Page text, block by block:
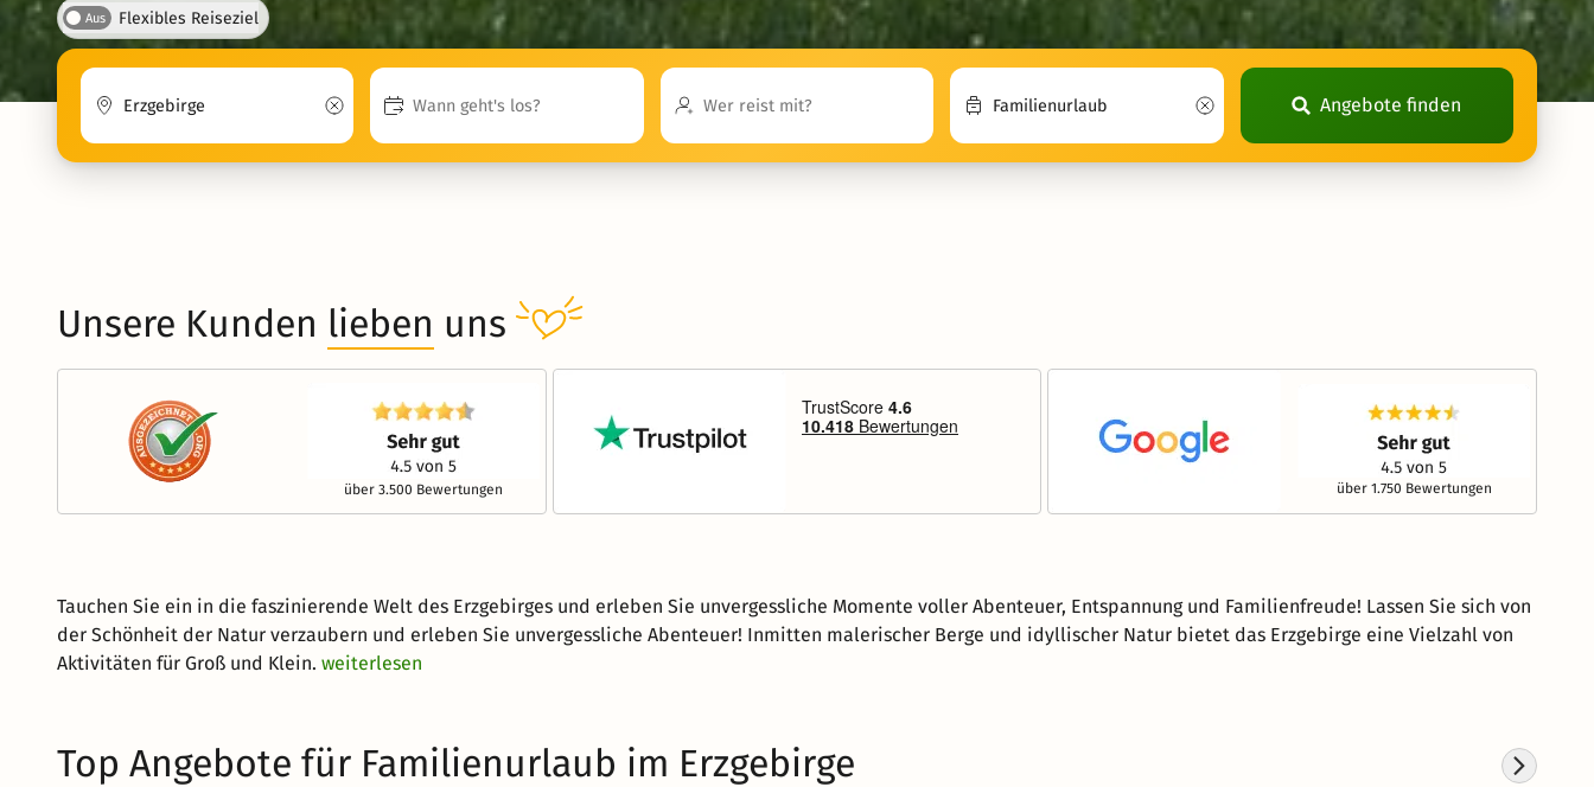
Aus Flexibles Reiseziel
Angebote finden
Unsere Kunden lieben uns
über 3.500 Bewertungen über 1.750 Bewertungen
Tauchen Sie ein in die faszinierende Welt des Erzgebirges und erleben Sie unvergessliche Momente voller Abenteuer, Entspannung und Familienfreude! Lassen Sie sich von
der Schönheit der Natur verzaubern und erleben Sie unvergessliche Abenteuer! Inmitten malerischer Berge und idyllischer Natur bietet das Erzgebirge eine Vielzahl von
Aktivitäten für Groß und Klein. weiterlesen
Top Angebote für Familienurlaub im Erzgebirge